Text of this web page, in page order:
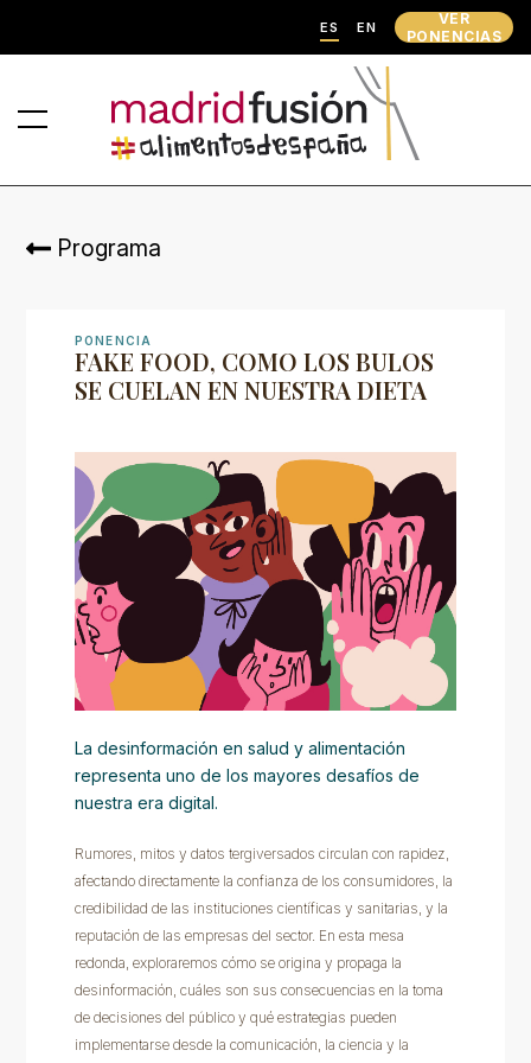
ES EN
VER
PONENCIAS
Programa
PONENCIA
FAKE FOOD, COMO LOS BULOS
SE CUELAN EN NUESTRA DIETA
La desinformación en salud y alimentación
representa uno de los mayores desafíos de
nuestra era digital.
Rumores, mitos y datos tergiversados circulan con rapidez,
afectando directamente la confianza de los consumidores, la
credibilidad de las instituciones científicas y sanitarias, y la
reputación de las empresas del sector. En esta mesa
redonda, exploraremos cómo se origina y propaga la
desinformación, cuáles son sus consecuencias en la toma
de decisiones del público y qué estrategias pueden
implementarse desde la comunicación, la ciencia y la